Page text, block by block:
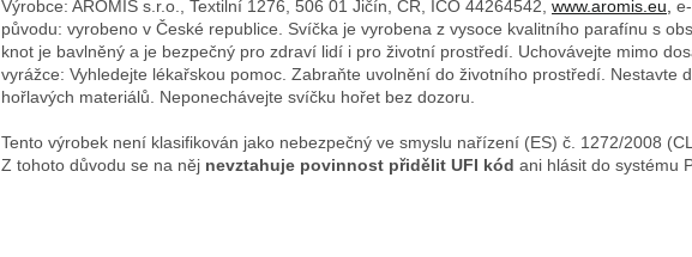
Výrobce: AROMIS s.r.o., Textilní 1276, 506 01 Jičín, ČR, IČO 44264542, www.aromis.eu,
původu: vyrobeno v České republice. Svíčka je vyrobena z vysoce kvalitního parafínu s
knot je bavlněný a je bezpečný pro zdraví lidí i pro životní prostředí. Uchovávejte mimo
vyrážce: Vyhledejte lékařskou pomoc. Zabraňte uvolnění do životního prostředí. Nestavte
hořlavých materiálů. Neponechávejte svíčku hořet bez dozoru.
Tento výrobek není klasifikován jako nebezpečný ve smyslu nařízení (ES) č. 1272/2008
Z tohoto důvodu se na něj nevztahuje povinnost přidělit UFI kód ani hlásit do systému